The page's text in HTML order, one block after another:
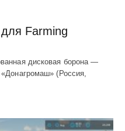
Farming
дисковая борона —
(Россия,